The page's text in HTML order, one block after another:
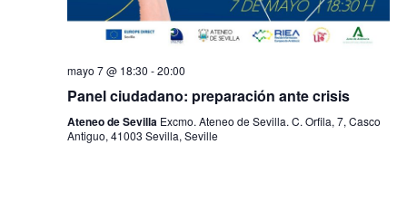
mayo 7 @ 18:30 -20:00
Panel ciudadano: preparación ante crisis
Ateneo de Sevilla Excmo. Ateneo de Sevilla. C. Orfila, 7, Casco
Antiguo, 41003 Sevilla, Seville